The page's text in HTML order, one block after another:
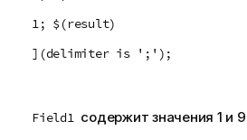
1; $(result)
](delimiter is ';');
Field1 содержит значения 1 и